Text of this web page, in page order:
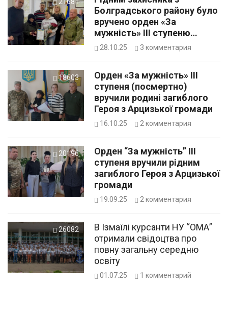
Болградського району було
вручено орден «За
мужність» ІІІ ступеню
(посмертно)
28.10.25 3 комментария
18603
Орден «За мужність» III
ступеня (посмертно)
вручили родині загиблого
Героя з Арцизької громади
16.10.25 2 комментария
20196
Орден “За мужність” III
ступеня вручили рідним
загиблого Героя з Арцизької
громади
19.09.25 2 комментария
26082
В Ізмаїлі курсанти НУ “ОМА”
отримали свідоцтва про
повну загальну середню
освіту
01.07.25 1 комментарий